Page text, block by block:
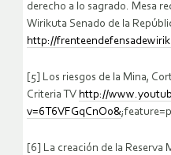
derecho a lo sagrado. Mesa
Wirikuta Senado de la
http://
[5] Los riesgos de la Mina,
Criteria TV http://
v=6T6VFGqCnOo&
[6] La creación de la Reserva